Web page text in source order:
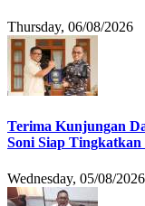
Thursday, 06/08/2026
Terima Kunjungan
Soni Siap
Wednesday, 05/08/2026